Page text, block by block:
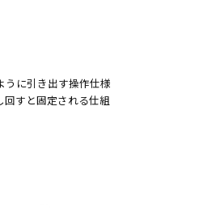
うに引き出す操作仕様
回すと固定される仕組